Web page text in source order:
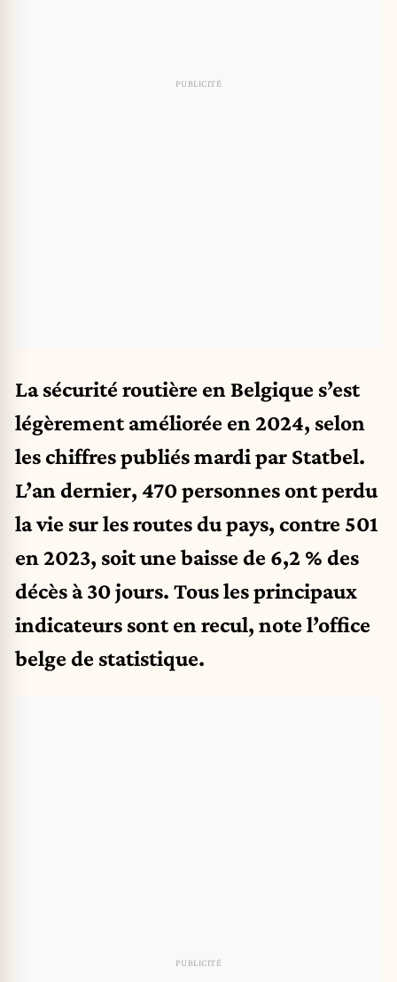
La sécurité routière en Belgique s’est
légèrement améliorée en 2024, selon
les chiffres publiés mardi par Statbel.
L’an dernier, 470 personnes ont perdu
la vie sur les routes du pays, contre 501
en 2023, soit une baisse de 6,2 % des
décès à 30 jours. Tous les principaux
indicateurs sont en recul, note l’office
belge de statistique.